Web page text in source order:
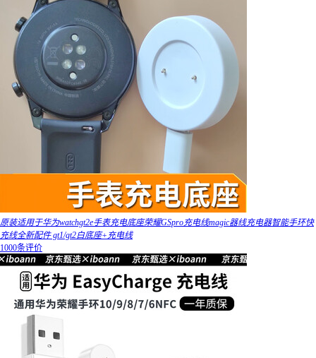
原装适用于华为watchgt2e手表充电底座荣耀GSpro充电线magic器线充电器智能手环快
充线全新配件 gt1/gt2白底座+充电线
1000条评价